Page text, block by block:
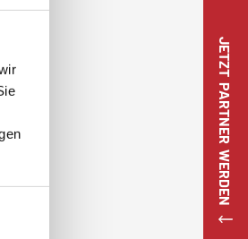
JETZT PARTNER WERDEN